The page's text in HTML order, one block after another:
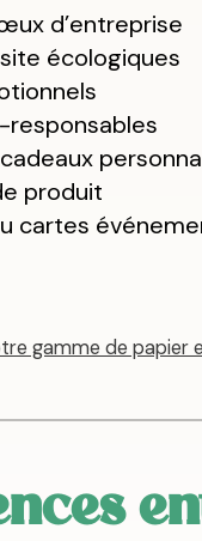
d’entreprise
écologiques
responsables
produit
cartes
gamme de papier